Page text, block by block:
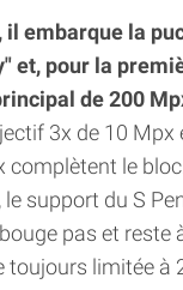
il embarque la
et, pour la
de 200
3x de 10 Mpx
complètent le
le support du S
pas et reste
toujours limitée à